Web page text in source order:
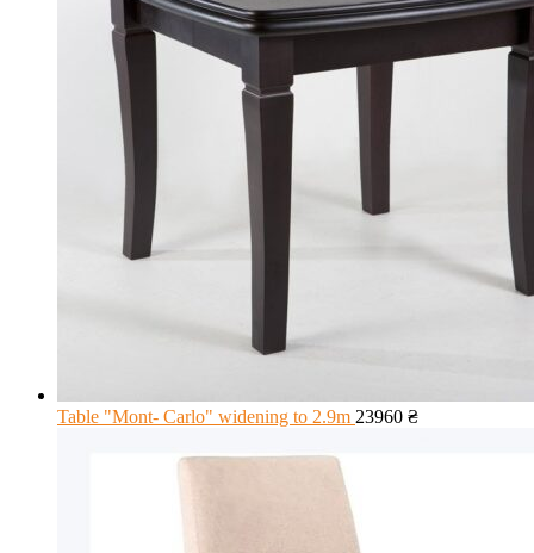
Table "Mont- Carlo" widening to 2.9m 23960 ₴